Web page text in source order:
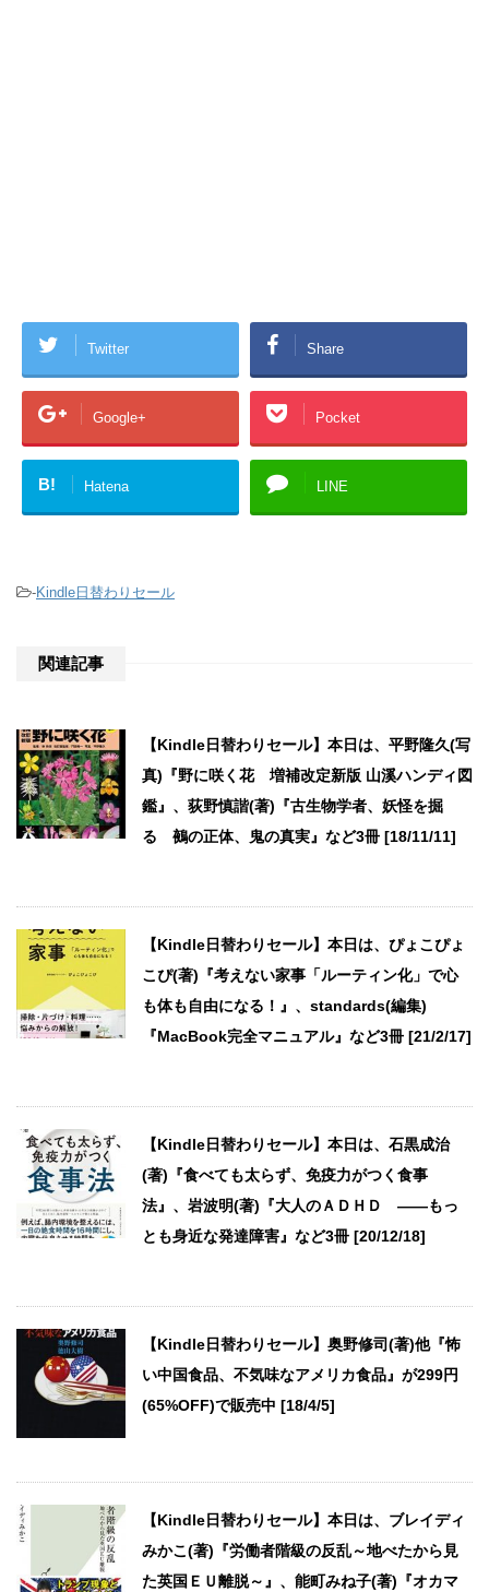
Twitter Share
Google+ Pocket
B! Hatena LINE
-Kindle日替わりセール
関連記事
【Kindle日替わりセール】本日は、平野隆久(写
真)『野に咲く花 増補改定新版 山溪ハンディ図
鑑』、荻野慎諧(著)『古生物学者、妖怪を掘
る 鵺の正体、鬼の真実』など3冊 [18/11/11]
【Kindle日替わりセール】本日は、ぴょこぴょ
こぴ(著)『考えない家事「ルーティン化」で心
も体も自由になる！』、standards(編集)
『MacBook完全マニュアル』など3冊 [21/2/17]
【Kindle日替わりセール】本日は、石黒成治
(著)『食べても太らず、免疫力がつく食事
法』、岩波明(著)『大人のＡＤＨＤ ――もっ
とも身近な発達障害』など3冊 [20/12/18]
【Kindle日替わりセール】奥野修司(著)他『怖
い中国食品、不気味なアメリカ食品』が299円
(65%OFF)で販売中 [18/4/5]
【Kindle日替わりセール】本日は、ブレイディ
みかこ(著)『労働者階級の反乱～地べたから見
た英国ＥＵ離脱～』、能町みね子(著)『オカマ